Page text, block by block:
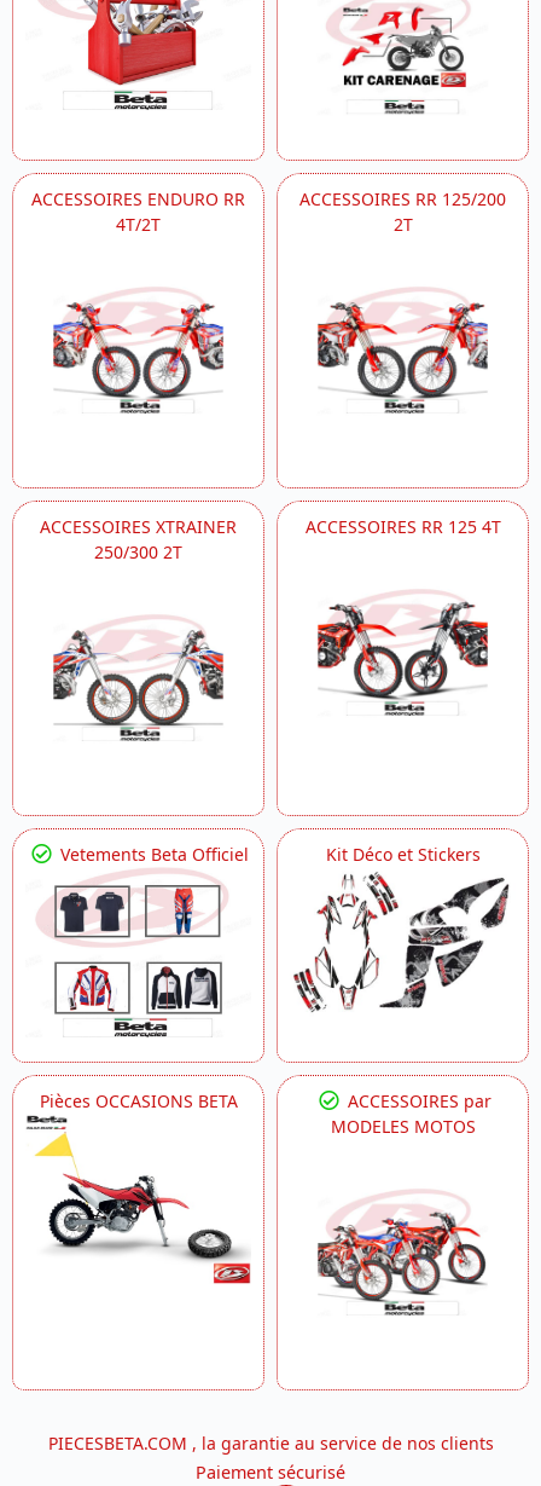
ACCESSOIRES ENDURO RR
4T/2T
ACCESSOIRES RR 125/200
2T
ACCESSOIRES XTRAINER
250/300 2T
ACCESSOIRES RR 125 4T
Vetements Beta Officiel Kit Déco et Stickers
Pièces OCCASIONS BETA
ACCESSOIRES par
MODELES MOTOS
PIECESBETA.COM , la garantie au service de nos clients
Paiement sécurisé